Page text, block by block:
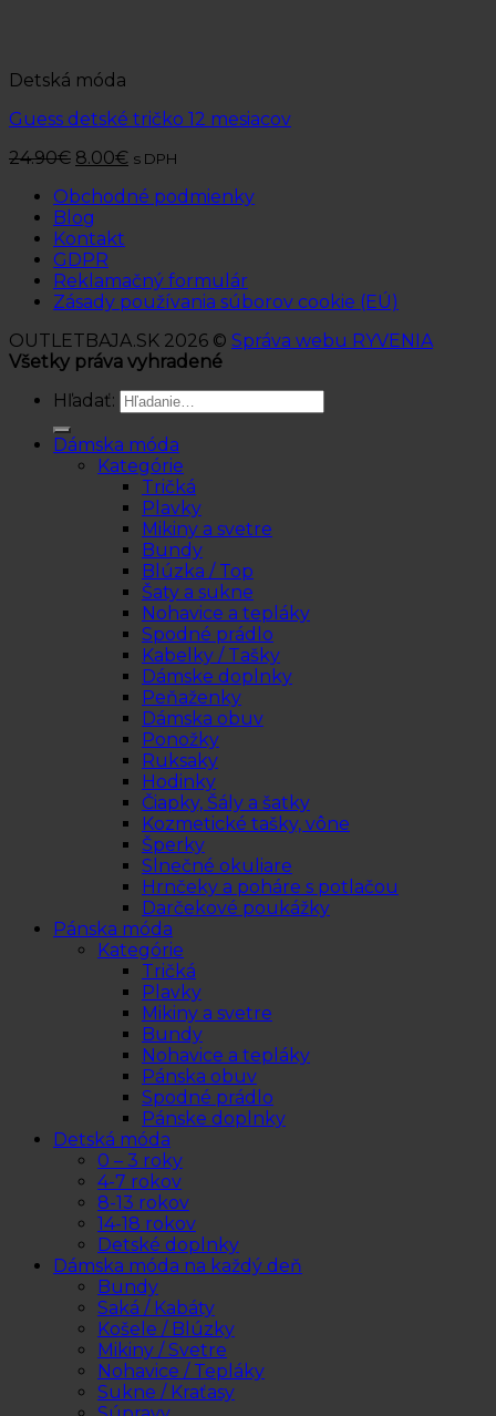
Detská móda
Guess detské tričko 12 mesiacov
24.90€ 8.00€ s DPH
Obchodné podmienky
Blog
Kontakt
GDPR
Reklamačný formulár
Zásady používania súborov cookie (EÚ)
OUTLETBAJA.SK 2026 © Správa webu RYVENIA
Všetky práva vyhradené
Hľadať:
Dámska móda
Kategórie
Tričká
Plavky
Mikiny a svetre
Bundy
Blúzka / Top
Šaty a sukne
Nohavice a tepláky
Spodné prádlo
Kabelky / Tašky
Dámske doplnky
Peňaženky
Dámska obuv
Ponožky
Ruksaky
Hodinky
Čiapky, Šály a šatky
Kozmetické tašky, vône
Šperky
Slnečné okuliare
Hrnčeky a poháre s potlačou
Darčekové poukážky
Pánska móda
Kategórie
Tričká
Plavky
Mikiny a svetre
Bundy
Nohavice a tepláky
Pánska obuv
Spodné prádlo
Pánske doplnky
Detská móda
0 – 3 roky
4-7 rokov
8-13 rokov
14-18 rokov
Detské doplnky
Dámska móda na každý deň
Bundy
Saká / Kabáty
Košele / Blúzky
Mikiny / Svetre
Nohavice / Tepláky
Sukne / Kraťasy